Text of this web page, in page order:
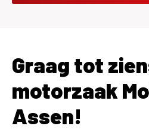
Graag tot
motorzaak
Assen!